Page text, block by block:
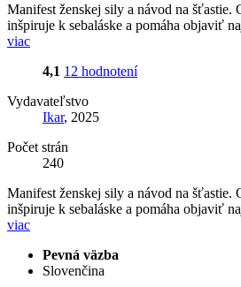
Manifest ženskej sily a návod na šťastie.
inšpiruje k sebaláske a pomáha objaviť
viac
4,1 12 hodnotení
Vydavateľstvo
Ikar, 2025
Počet strán
240
Manifest ženskej sily a návod na šťastie.
inšpiruje k sebaláske a pomáha objaviť
viac
Pevná väzba
Slovenčina